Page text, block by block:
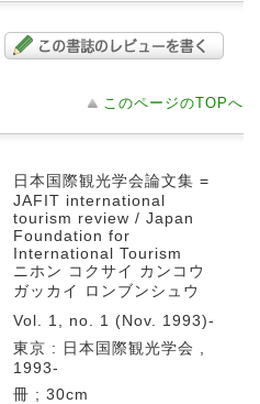
このページのTOPへ
日本国際観光学会論文集 =
JAFIT international
tourism review / Japan
Foundation for
International Tourism
ニホン コクサイ カンコウ
ガッカイ ロンブンシュウ
Vol. 1, no. 1 (Nov. 1993)-
東京 : 日本国際観光学会 ,
1993-
冊 ; 30cm